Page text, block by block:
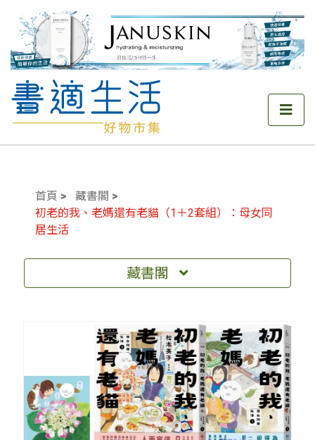
首頁
藏書閣
初老的我、老媽還有老貓（1＋2套組）：母女同
居生活
藏書閣